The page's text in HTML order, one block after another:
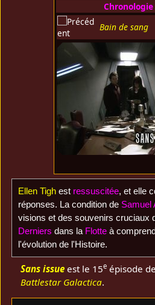
Bain de sang
Ellen Tighest ressuscitée, et elle
réponses. La condition de Samuel
visions et des souvenirs cruciaux
Derniers dans la Flotteà
l'évolution de l'Histoire.
Sans issue est le 15e épisode de
Battlestar Galactica.